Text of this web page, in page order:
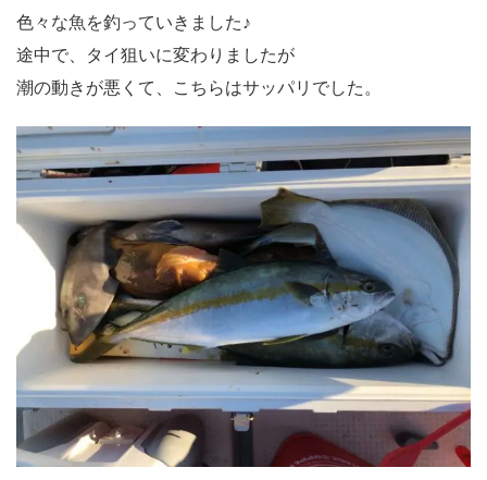
色々な魚を釣っていきました♪
途中で、タイ狙いに変わりましたが
潮の動きが悪くて、こちらはサッパリでした。